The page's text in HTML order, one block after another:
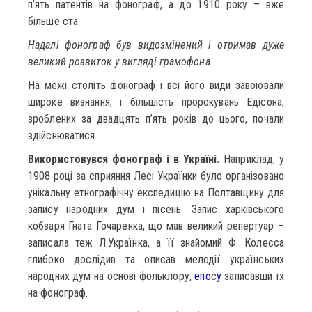
п’ять патентів на фонограф, а до 1910 року – вже
більше ста.
Надалі фонограф був видозмінений і отримав дуже
великий розвиток у вигляді грамофона.
На межі століть фонограф і всі його види завоювали
широке визнання, і більшість пророкувань Едісона,
зроблених за двадцять п’ять років до цього, почали
здійснюватися.
Використовувся фонограф і в Україні. Наприклад, у
1908 році за сприяння Лесі Українки було організовано
унікальну етнографічну експедицію на Полтавщину для
запису народних дум і пісень. Запис харківського
кобзаря Гната Гочаренка, що мав великий репертуар –
записала теж Л.Українка, а її знайомий Ф. Колесса
глибоко дослідив та описав мелодії українських
народних дум на основі фольклору,епосузаписавши їх
на фонограф.